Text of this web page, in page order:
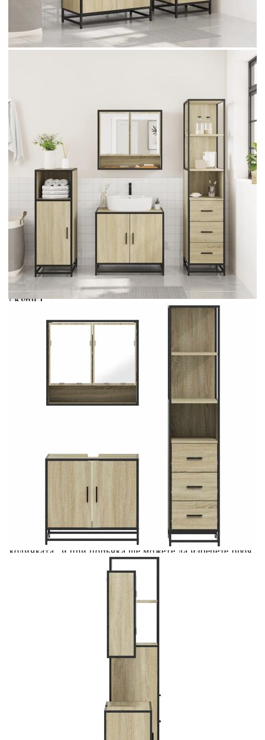
Безплатна доставка до адрес при плащане по банков път
Максимален капацитет на теглото
35 x 37,5 x 166 см (Д x Ш x
В)
Размери на шкафа с огледало:
65 x 20 x 60 см (Ш x Д x В)
Купи на изплащане
Credit calculator
Комплект шкафове за баня от 3 части дъб сонома
инженерно дърво
Please select credit institution
Цена на продукта:
€285.00
Extraction of information from credit institutions
Предоставената таблица е с информационна цел.
Добавете продукта в количката си с бутона "Добави в
количката" и при поръчка ще можете да изберете броя
вноски на кредита.
Acest tabel are caracter informativ. Adăugați produsul în
coșul de cumpărături unde veți putea selecta detaliile
cererii de creditare.
Предоставената таблица е с информационна цел.
Добавете продукта в количката си с бутона "Добави в
количката" и при поръчка ще можете да изберете броя
вноски на кредита.
Добавете продукта в количката си с бутона "Добави в
количката" и при поръчка ще можете да изберете броя
Предоставената таблица е с информационна цел.
Добавете продукта в количката си с бутона "Добави в
количката" и при поръчка ще можете да изберете броя
вноски на кредита.
Предоставената таблица е с информационна цел.
Добавете продукта в количката си с бутона "Добави в
количката" и при поръчка ще можете да изберете броя
поръчката Ви вместо Вас. Вие я получавате и
разполагате с три начина да я платите към тях:
поръчката без оскъпяване. За покупки на стойност до
Плащане на 4 вноски. Заплащате 20% от стойността на
поръчката си на момента с карта. Останалата сума се
покупки на стойност до 1000 лв. / €511.31
Плащане на 6 вноски. Стойността на поръчката се
разпределя в 6 равни месечни вноски с оскъпяване. За
покупки на стойност до 2000 лв. / €1022.61